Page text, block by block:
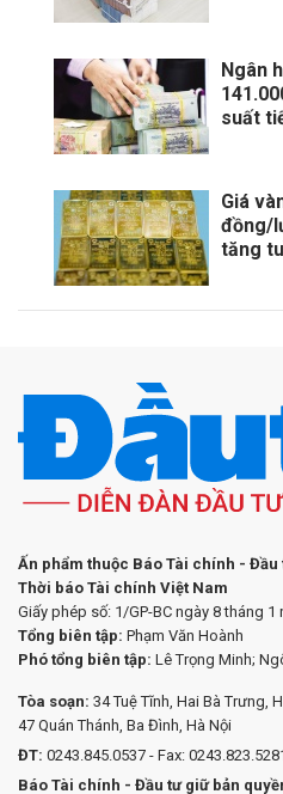
Ngân
suất
Giá
đồng/
tăng
Ấn phẩm thuộc Báo Tài chính -
Thời báo Tài chính Việt Nam
Giấy phép số: 1/GP-BC ngày 8 tháng
Tổng biên tập: Phạm Văn Hoành
Phó tổng biên tập: Lê Trọng Minh;
Tòa soạn: 34 Tuệ Tĩnh, Hai Bà Trưng,
47 Quán Thánh, Ba Đình, Hà Nội
ĐT: 0243.845.0537 - Fax:
Báo Tài chính - Đầu tư giữ bản